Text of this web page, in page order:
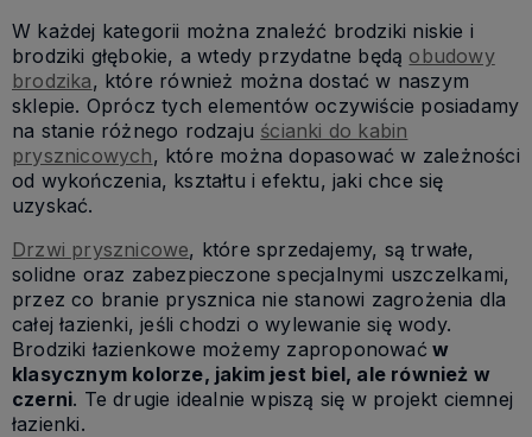
W każdej kategorii można znaleźć brodziki niskie i
brodziki głębokie, a wtedy przydatne będą obudowy
brodzika, które również można dostać w naszym
sklepie. Oprócz tych elementów oczywiście posiadamy
na stanie różnego rodzaju ścianki do kabin
prysznicowych, które można dopasować w zależności
od wykończenia, kształtu i efektu, jaki chce się
uzyskać.
Drzwi prysznicowe, które sprzedajemy, są trwałe,
solidne oraz zabezpieczone specjalnymi uszczelkami,
przez co branie prysznica nie stanowi zagrożenia dla
całej łazienki, jeśli chodzi o wylewanie się wody.
Brodziki łazienkowe możemy zaproponować w
klasycznym kolorze, jakim jest biel, ale również w
czerni. Te drugie idealnie wpiszą się w projekt ciemnej
łazienki.